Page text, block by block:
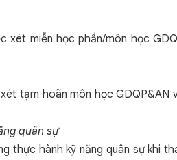
miễn học phần/môn học
tạm hoãn môn học
quân sự
thực hành kỹ năng quân sự khi